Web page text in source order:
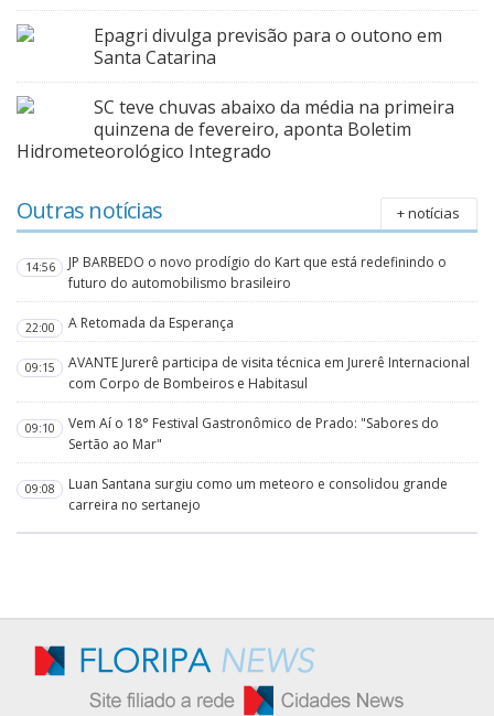
Epagri divulga previsão para o outono em
Santa Catarina
SC teve chuvas abaixo da média na primeira
quinzena de fevereiro, aponta Boletim
Hidrometeorológico Integrado
Outras notícias + notícias
14:56
JP BARBEDO o novo prodígio do Kart que está redefinindo o
futuro do automobilismo brasileiro
22:00 A Retomada da Esperança
09:15
AVANTE Jurerê participa de visita técnica em Jurerê Internacional
com Corpo de Bombeiros e Habitasul
09:10
Vem Aí o 18° Festival Gastronômico de Prado: "Sabores do
Sertão ao Mar"
09:08
Luan Santana surgiu como um meteoro e consolidou grande
carreira no sertanejo